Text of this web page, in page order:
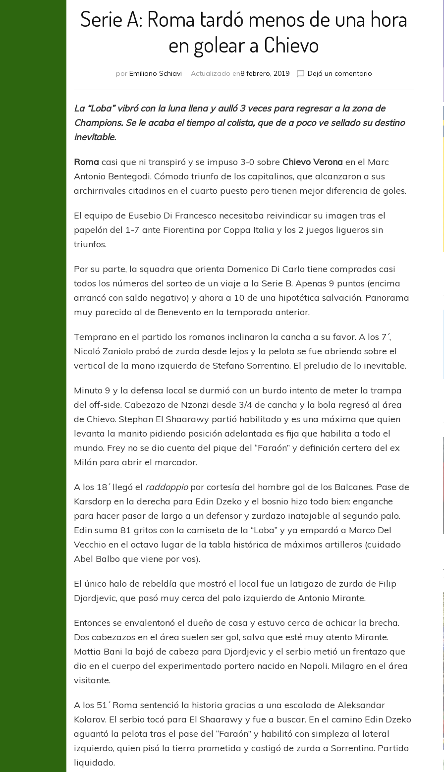
Serie A: Roma tardó menos de una hora
en golear a Chievo
por Emiliano Schiavi Actualizado en8 febrero, 2019 Dejá un comentarioen
Roma
tardó
menos
en
golear
a
Chievo
La “Loba” vibró con la luna llena y aulló 3 veces para regresar a la zona de
Champions. Se le acaba el tiempo al colista, que de a poco ve sellado su destino
inevitable.
Roma casi que ni transpiró y se impuso 3-0 sobreChievo Verona en el Marc
Antonio Bentegodi. Cómodo triunfo de los capitalinos, que alcanzaron a sus
archirrivales citadinos en el cuarto puesto pero tienen mejor diferencia de goles.
El equipo de Eusebio Di Francesco necesitaba reivindicar su imagen tras el
papelón del 1-7 ante Fiorentina por Coppa Italia y los 2 juegos ligueros sin
triunfos.
Por su parte, la squadra que orienta Domenico Di Carlo tiene comprados casi
todos los números del sorteo de un viaje a la Serie B. Apenas 9 puntos (encima
arrancó con saldo negativo) y ahora a 10 de una hipotética salvación. Panorama
muy parecido al de Benevento en la temporada anterior.
Temprano en el partido los romanos inclinaron la cancha a su favor. A los 7´,
Nicoló Zaniolo probó de zurda desde lejos y la pelota se fue abriendo sobre el
vertical de la mano izquierda de Stefano Sorrentino. El preludio de lo inevitable.
Minuto 9 y la defensa local se durmió con un burdo intento de meter la trampa
del off-side. Cabezazo de Nzonzi desde 3/4 de cancha y la bola regresó al área
de Chievo. Stephan El Shaarawy partió habilitado y es una máxima que quien
levanta la manito pidiendo posición adelantada es fija que habilita a todo el
mundo. Frey no se dio cuenta del pique del “Faraón” y definición certera del ex
Milán para abrir el marcador.
A los 18´ llegó el raddoppiopor cortesía del hombre gol de los Balcanes. Pase de
Karsdorp en la derecha para Edin Dzeko y el bosnio hizo todo bien: enganche
para hacer pasar de largo a un defensor y zurdazo inatajable al segundo palo.
Edin suma 81 gritos con la camiseta de la “Loba” y ya empardó a Marco Del
Vecchio en el octavo lugar de la tabla histórica de máximos artilleros (cuidado
Abel Balbo que viene por vos).
El único halo de rebeldía que mostró el local fue un latigazo de zurda de Filip
Djordjevic, que pasó muy cerca del palo izquierdo de Antonio Mirante.
Entonces se envalentonó el dueño de casa y estuvo cerca de achicar la brecha.
Dos cabezazos en el área suelen ser gol, salvo que esté muy atento Mirante.
Mattia Bani la bajó de cabeza para Djordjevic y el serbio metió un frentazo que
dio en el cuerpo del experimentado portero nacido en Napoli. Milagro en el área
visitante.
A los 51´ Roma sentenció la historia gracias a una escalada de Aleksandar
Kolarov. El serbio tocó para El Shaarawy y fue a buscar. En el camino Edin Dzeko
aguantó la pelota tras el pase del “Faraón” y habilitó con simpleza al lateral
izquierdo, quien pisó la tierra prometida y castigó de zurda a Sorrentino. Partido
liquidado.